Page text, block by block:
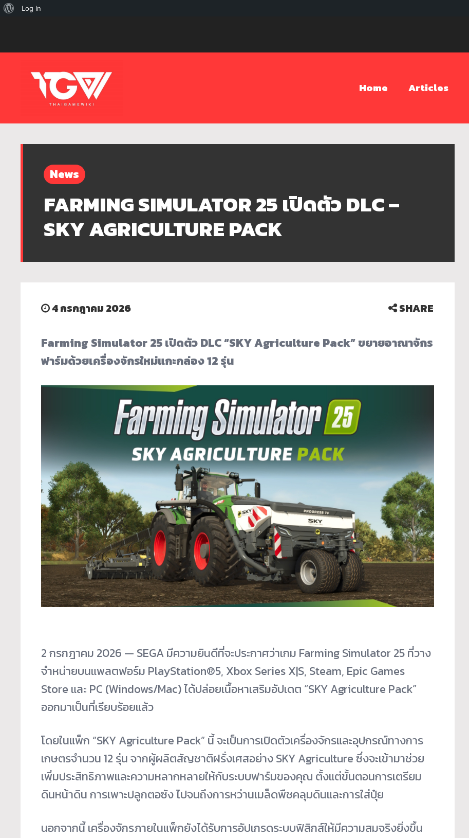
Home Articles
News
FARMING SIMULATOR 25 เปิดตัว DLC –
SKY AGRICULTURE PACK
4 กรกฎาคม 2026 SHARE
Farming Simulator 25 เปิดตัว DLC “SKY Agriculture Pack” ขยายอาณาจักร
ฟาร์มด้วยเครื่องจักรใหม่แกะกล่อง 12 รุ่น
2 กรกฎาคม 2026 — SEGA มีความยินดีที่จะประกาศว่าเกม Farming Simulator 25 ที่วาง
จำหน่ายบนแพลตฟอร์ม PlayStation®5, Xbox Series X|S, Steam, Epic Games
Store และ PC (Windows/Mac) ได้ปล่อยเนื้อหาเสริมอัปเดต “SKY Agriculture Pack”
ออกมาเป็นที่เรียบร้อยแล้ว
โดยในแพ็ก “SKY Agriculture Pack” นี้ จะเป็นการเปิดตัวเครื่องจักรและอุปกรณ์ทางการ
เกษตรจำนวน 12 รุ่น จากผู้ผลิตสัญชาติฝรั่งเศสอย่าง SKY Agriculture ซึ่งจะเข้ามาช่วย
เพิ่มประสิทธิภาพและความหลากหลายให้กับระบบฟาร์มของคุณ ตั้งแต่ขั้นตอนการเตรียม
ดินหน้าดิน การเพาะปลูกตอซัง ไปจนถึงการหว่านเมล็ดพืชคลุมดินและการใส่ปุ๋ย
นอกจากนี้ เครื่องจักรภายในแพ็กยังได้รับการอัปเกรดระบบฟิสิกส์ให้มีความสมจริงยิ่งขึ้น
เกี่ยวLog In